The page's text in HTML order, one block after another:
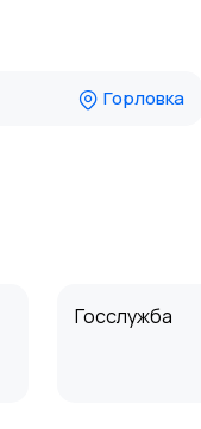
Горловка
Госслужба